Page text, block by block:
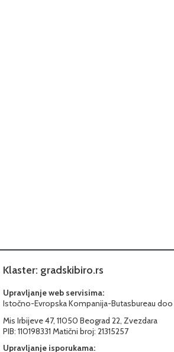
Klaster: gradskibiro.rs
Upravljanje web servisima:
Istočno-Evropska Kompanija-Butasbureau doo
Mis Irbijeve 47, 11050 Beograd 22, Zvezdara
PIB: 110198331 Matični broj: 21315257
Upravljanje isporukama: